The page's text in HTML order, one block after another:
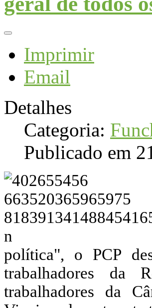
Imprimir
Email
Detalhes
Categoria:
Publicado em
política", o PCP
trabalhadores da
trabalhadores da